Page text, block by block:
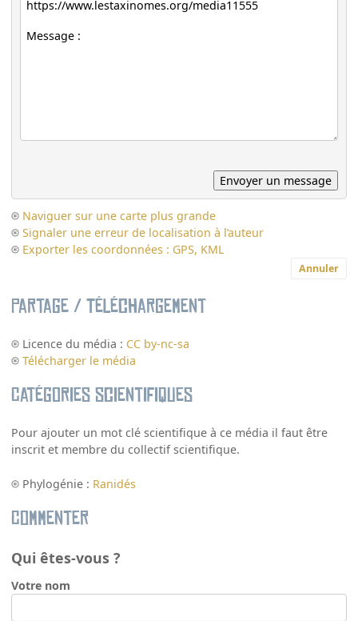
Naviguer sur une carte plus grande
Signaler une erreur de localisation à l’auteur
Exporter les coordonnées : GPS, KML
Annuler
Partage / Téléchargement
Licence du média : CC by-nc-sa
Télécharger le média
Catégories scientifiques
Pour ajouter un mot clé scientifique à ce média il faut être
inscrit et membre du collectif scientifique.
Phylogénie : Ranidés
Commenter
Qui êtes-vous ?
Votre nom